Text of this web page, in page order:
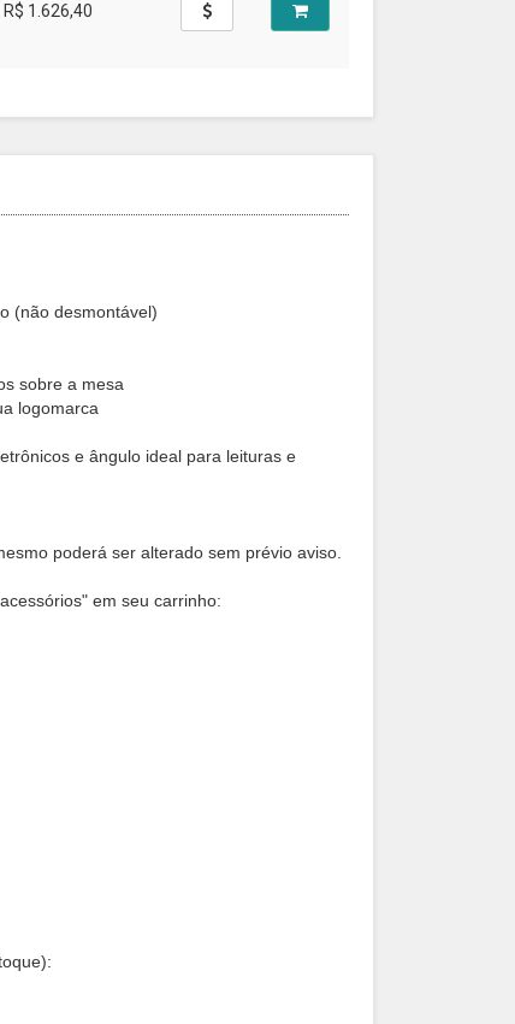
R$ 1.626,40
(não desmontável)
sobre a mesa
logomarca
e ângulo ideal para leituras e
poderá ser alterado sem prévio aviso.
em seu carrinho: